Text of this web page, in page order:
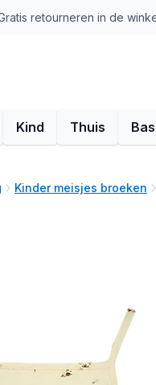
retourneren in de
Kind Thuis
Kinder meisjes broeken